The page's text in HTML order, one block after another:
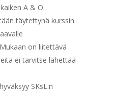
A & O.
täytettynä kurssin
on liitettävä
ei tarvitse lähettää
SKsL:n